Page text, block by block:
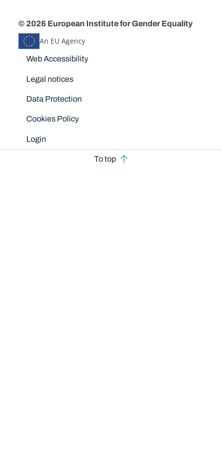
© 2026 European Institute for Gender Equality
An EU Agency
Disclaimers
Web Accessibility
Legal notices
Data Protection
Cookies Policy
Login
To top